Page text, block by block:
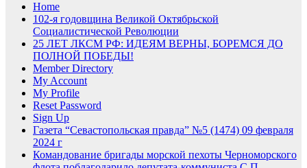
Home
102-я годовщина Великой Октябрьской
Социалистической Революции
25 ЛЕТ ЛКСМ РФ: ИДЕЯМ ВЕРНЫ, БОРЕМСЯ ДО
ПОЛНОЙ ПОБЕДЫ!
Member Directory
My Account
My Profile
Reset Password
Sign Up
Газета “Севастопольская правда” №5 (1474) 09 февраля
2024 г
Командование бригады морской пехоты Черноморского